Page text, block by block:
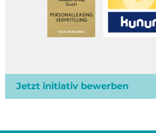
Jetzt initiativ bewerben